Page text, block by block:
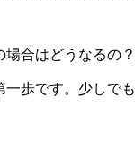
場合はどうなるの
一歩です。少しで